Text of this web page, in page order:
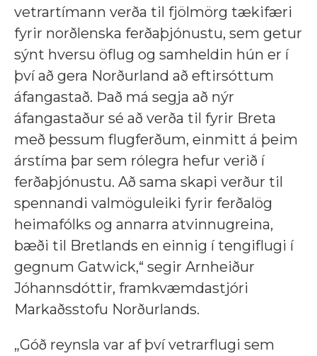
vetrartímann verða til fjölmörg tækifæri
fyrir norðlenska ferðaþjónustu, sem getur
sýnt hversu öflug og samheldin hún er í
því að gera Norðurland að eftirsóttum
áfangastað. Það má segja að nýr
áfangastaður sé að verða til fyrir Breta
með þessum flugferðum, einmitt á þeim
árstíma þar sem rólegra hefur verið í
ferðaþjónustu. Að sama skapi verður til
spennandi valmöguleiki fyrir ferðalög
heimafólks og annarra atvinnugreina,
bæði til Bretlands en einnig í tengiflugi í
gegnum Gatwick,“ segir Arnheiður
Jóhannsdóttir, framkvæmdastjóri
Markaðsstofu Norðurlands.
„Góð reynsla var af því vetrarflugi sem